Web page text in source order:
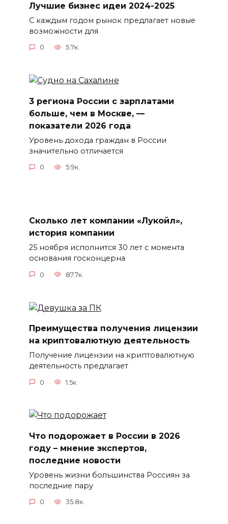
Лучшие бизнес идеи 2024-2025
С каждым годом рынок предлагает новые
возможности для
0 5.7к.
3 региона России с зарплатами
больше, чем в Москве, —
показатели 2026 года
Уровень дохода граждан в России
значительно отличается
0 5.9к.
Сколько лет компании «Лукойл»,
история компании
25 ноября исполнится 30 лет с момента
основания госконцерна
0 87.7к.
Преимущества получения лицензии
на криптовалютную деятельность
Получение лицензии на криптовалютную
деятельность предлагает
0 1.5к.
Что подорожает в России в 2026
году – мнение экспертов,
последние новости
Уровень жизни большинства Россиян за
последние пару
0 35.8к.